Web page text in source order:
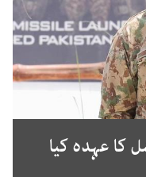
کا عہدہ کیا